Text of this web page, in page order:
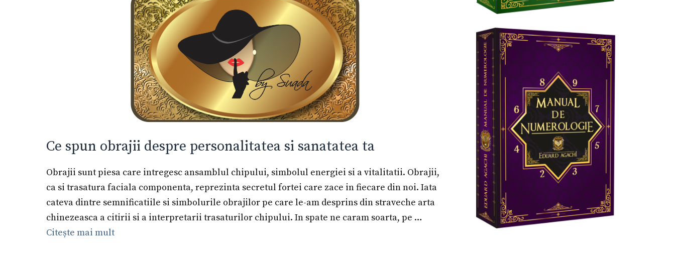
Ce spun obrajii despre personalitatea si sanatatea ta
Obrajii sunt piesa care intregesc ansamblul chipului, simbolul energiei si a vitalitatii. Obrajii,
ca si trasatura faciala componenta, reprezinta secretul fortei care zace in fiecare din noi. Iata
cateva dintre semnificatiile si simbolurile obrajilor pe care le-am desprins din straveche arta
chinezeasca a citirii si a interpretarii trasaturilor chipului. In spate ne caram soarta, pe …
Citește mai mult